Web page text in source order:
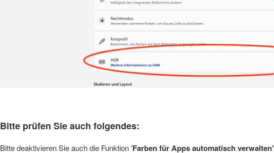
Bitte prüfen Sie auch folgendes:
Bitte deaktivieren Sie auch die Funktion 'Farben für Apps automatisch verwalten'